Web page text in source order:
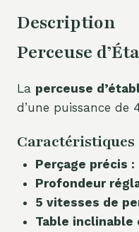
Description
Perceuse
La perceuse
d’une puissance
Perçage précis :
Profondeur
5 vitesses de
Table inclinable